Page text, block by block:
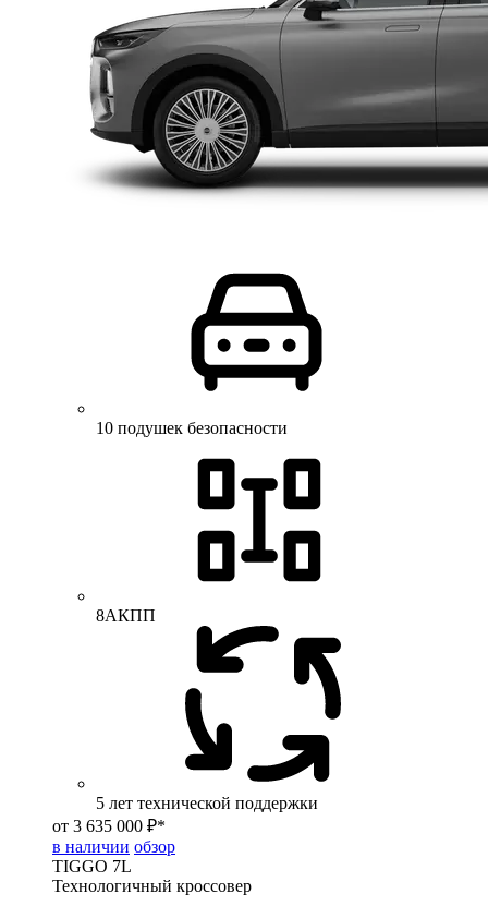
10 подушек безопасности
8АКПП
5 лет технической поддержки
от 3 635 000 ₽*
в наличии обзор
TIGGO 7L
Технологичный кроссовер